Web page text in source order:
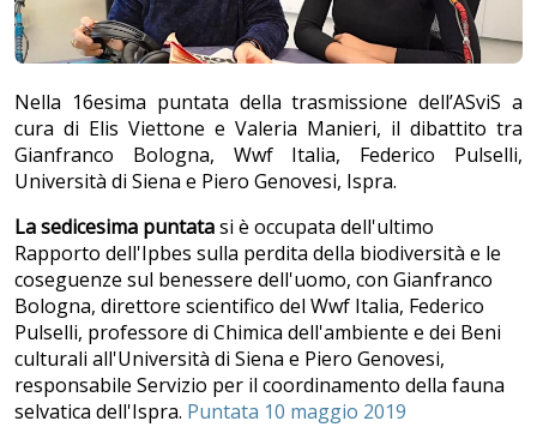
Nella 16esima puntata della trasmissione dell’ASviS a
cura di Elis Viettone e Valeria Manieri, il dibattito tra
Gianfranco Bologna, Wwf Italia, Federico Pulselli,
Università di Siena e Piero Genovesi, Ispra.
La sedicesima puntatasi è occupata dell'ultimo
Rapporto dell'Ipbes sulla perdita della biodiversità e le
coseguenze sul benessere dell'uomo, con Gianfranco
Bologna, direttore scientifico del Wwf Italia, Federico
Pulselli, professore di Chimica dell'ambiente e dei Beni
culturali all'Università di Siena e Piero Genovesi,
responsabile Servizio per il coordinamento della fauna
selvatica dell'Ispra. Puntata 10 maggio 2019